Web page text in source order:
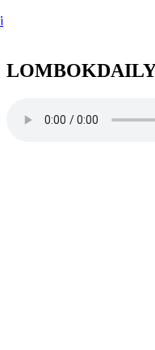
Loteng Sita Aset